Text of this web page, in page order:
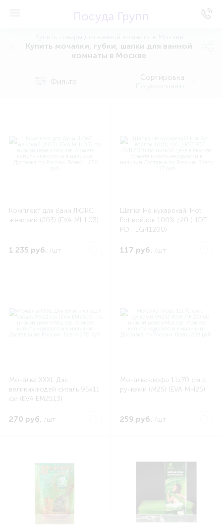
Посуда Групп
Купить мочалки, губки, шапки для ванной
комнаты в Москве
Фильтр Сортировка
Комплект для бани ЛЮКС
женский (Л03) (EVA MHL03)
1 235 руб. /шт
Шапка Не кукарекай! Нot
Pot войлок 100% /20 (HOT
POT LG41200)
117 руб. /шт
Мочалка XXXL Для
великихлюдей сизаль 95х11
см (EVA EM2513)
270 руб. /шт
Мочалка-люфа 11х70 см с
ручками (М25) (EVA MH25)
259 руб. /шт